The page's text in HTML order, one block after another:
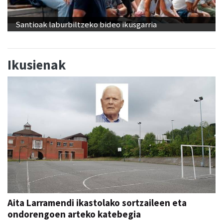
Santioak laburbiltzeko bideo ikusgarria
Ikusienak
Aita Larramendi ikastolako sortzaileen eta
ondorengoen arteko katebegia